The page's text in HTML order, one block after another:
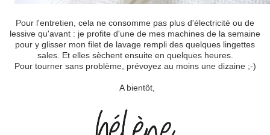
Pour l'entretien, cela ne consomme pas plus d'électricité ou de
lessive qu'avant : je profite d'une de mes machines de la semaine
pour y glisser mon filet de lavage rempli des quelques lingettes
sales. Et elles sèchent ensuite en quelques heures.
Pour tourner sans problème, prévoyez au moins une dizaine ;-)
A bientôt,